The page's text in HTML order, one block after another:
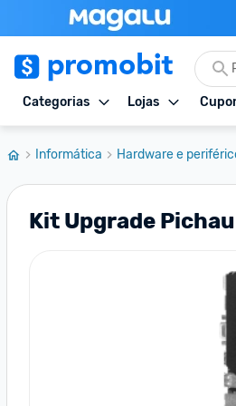
Categorias Lojas
Informática Hardware e
Kit Upgrade